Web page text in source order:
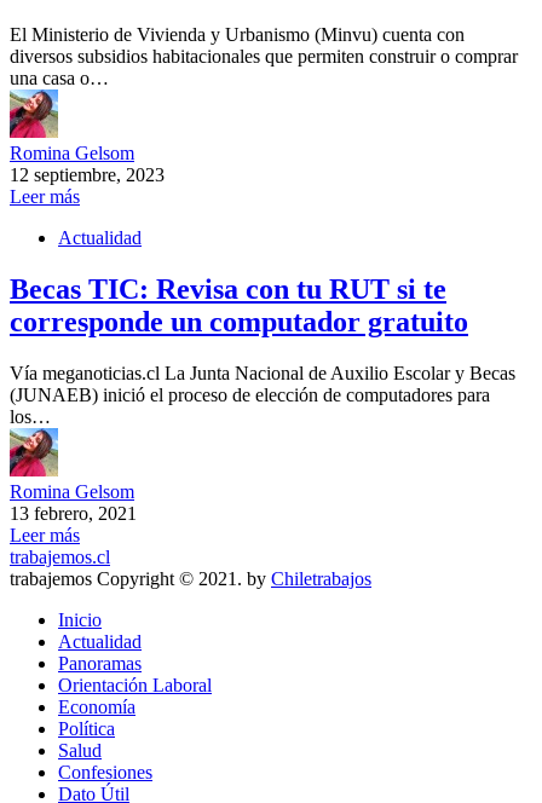
El Ministerio de Vivienda y Urbanismo (Minvu) cuenta con
diversos subsidios habitacionales que permiten construir o comprar
una casa o…
Romina Gelsom
12 septiembre, 2023
Leer más
Actualidad
Becas TIC: Revisa con tu RUT si te
corresponde un computador gratuito
Vía meganoticias.cl La Junta Nacional de Auxilio Escolar y Becas
(JUNAEB) inició el proceso de elección de computadores para
los…
Romina Gelsom
13 febrero, 2021
Leer más
trabajemos.cl
trabajemos Copyright © 2021. by Chiletrabajos
Inicio
Actualidad
Panoramas
Orientación Laboral
Economía
Política
Salud
Confesiones
Dato Útil